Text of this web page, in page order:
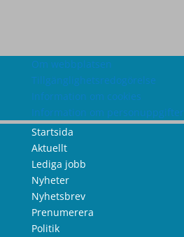
Om webbplatsen
Tillgänglighetsredogörelse
Information om cookies
Information om personuppgifter
Startsida
Aktuellt
Lediga jobb
Nyheter
Nyhetsbrev
Prenumerera
Politik